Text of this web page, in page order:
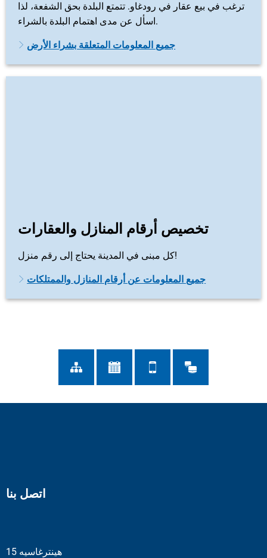
ترغب في بيع عقار في رودغاو. تتمتع البلدة بحق الشفعة، لذا
اسأل عن مدى اهتمام البلدة بالشراء.
جميع المعلومات المتعلقة بشراء الأرض
تخصيص أرقام المنازل والعقارات
كل مبنى في المدينة يحتاج إلى رقم منزل!
جميع المعلومات عن أرقام المنازل والممتلكات
اتصل بنا
هينترغاسيه 15